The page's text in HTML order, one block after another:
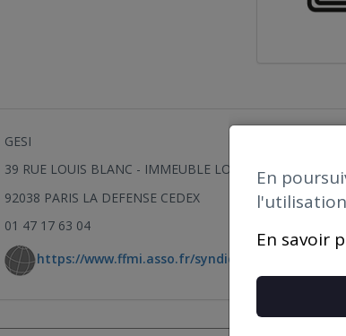
GESI
39 RUE LOUIS BLANC - IMMEUBLE LOUIS BLANC
92038 PARIS LA DEFENSE CEDEX
01 47 17 63 04
https://www.ffmi.asso.fr/syndicats/gesi/
En
En savoir